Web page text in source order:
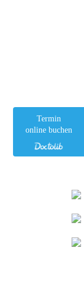
Termin
online buchen